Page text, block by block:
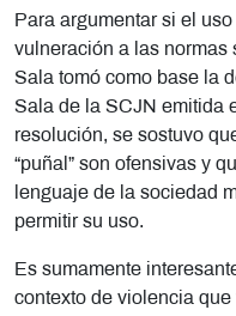
Para argumentar si el
vulneración a las normas
Sala tomó como base la
Sala de la SCJN emitida
resolución, se sostuvo
“puñal” son ofensivas y
lenguaje de la sociedad
permitir su uso.
Es sumamente
contexto de violencia